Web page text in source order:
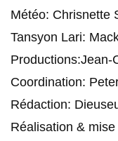
Météo: Chrisnette
Tansyon Lari:
Productions:Jean-
Coordination:
Rédaction:
Réalisation &